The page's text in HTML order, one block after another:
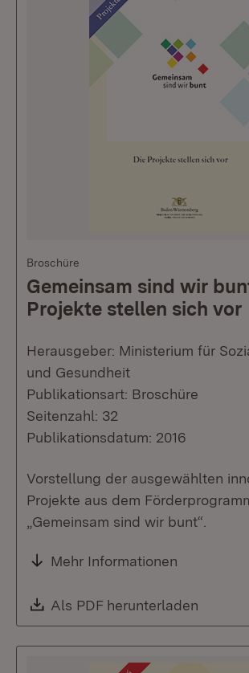
Broschüre
Gemeinsam sind wir
Projekte stellen sich vor
Herausgeber: Ministerium für
und Gesundheit
Publikationsart: Broschüre
Seitenzahl: 32
Publikationsdatum: 2016
Vorstellung der ausgewählten
Projekte aus dem
„Gemeinsam sind wir bunt“.
Mehr Informationen
Download:
Als PDF herunterladen